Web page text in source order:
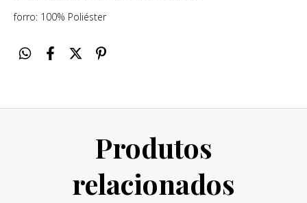
forro: 100% Poliéster
Produtos
relacionados